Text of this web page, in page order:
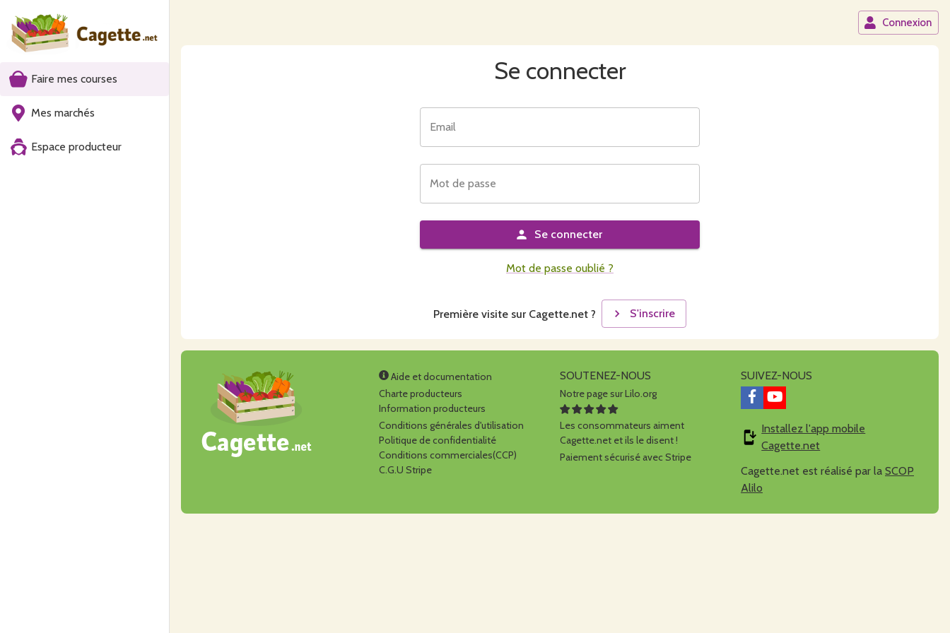
Faire mes courses
Mes marchés
Espace producteur
Connexion
Se connecter
Email
Mot de passe
Se connecter
Mot de passe oublié ?
Première visite sur Cagette.net ? S'inscrire
Aide et documentation
Charte producteurs
Information producteurs
Conditions générales d'utilisation
Politique de confidentialité
Conditions commerciales(CCP)
C.G.U Stripe
SOUTENEZ-NOUS
Notre page sur Lilo.org
Les consommateurs aiment
Cagette.net et ils le disent !
Paiement sécurisé avec Stripe
SUIVEZ-NOUS
Installez l'app mobile
Cagette.net
Cagette.net est réalisé par la SCOP
Alilo